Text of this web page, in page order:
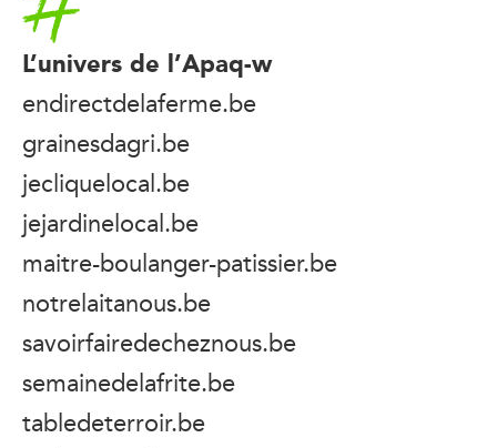
L’univers de l’Apaq-w
endirectdelaferme.be
grainesdagri.be
jecliquelocal.be
jejardinelocal.be
maitre-boulanger-patissier.be
notrelaitanous.be
savoirfairedecheznous.be
semainedelafrite.be
tabledeterroir.be